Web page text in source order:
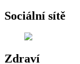
Sociální sítě
Zdraví